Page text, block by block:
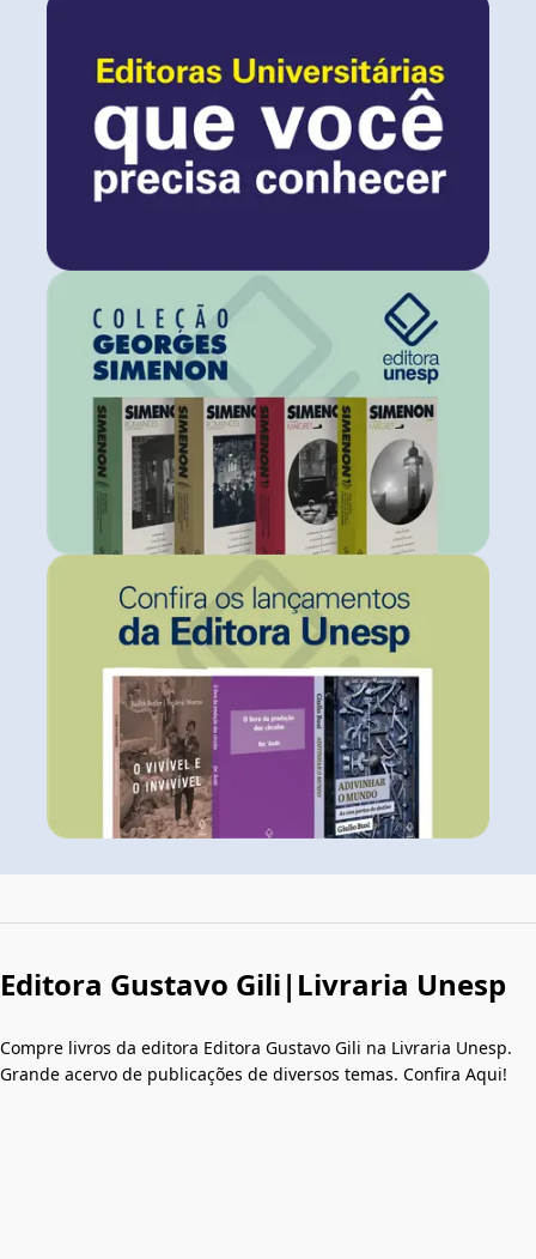
Editora Gustavo Gili|Livraria Unesp
Compre livros da editora Editora Gustavo Gili na Livraria Unesp.
Grande acervo de publicações de diversos temas. Confira Aqui!